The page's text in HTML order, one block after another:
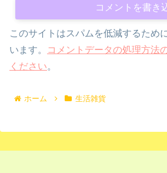
コメントを書き
このサイトはスパムを低減するため
います。
コメントデータの処理方法
ください。
ホーム 生活雑貨